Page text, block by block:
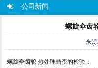
公司新闻
螺旋伞齿
来
螺旋伞齿轮 热处理畸变的检验：